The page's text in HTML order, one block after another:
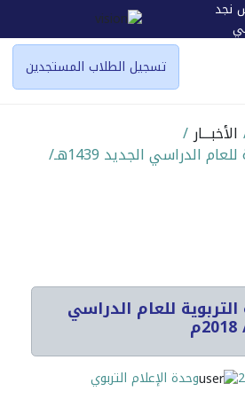
نجد
تسجيل الطلاب المستجدين
الأخبـــار /
انطلاق العملية التربوية للعام الدراسي الجديد 1439هـ/
للعام الدراسي
وحدة الإعلام التربوي